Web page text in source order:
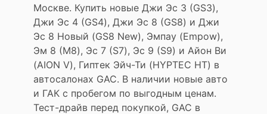
Москве. Купить новые Джи Эс 3 (GS3),
Джи Эс 4 (GS4), Джи Эс 8 (GS8) и Джи
Эс 8 Новый (GS8 New), Эмпау (Empow),
Эм 8 (M8), Эс 7 (S7), Эс 9 (S9) и Айон Ви
(AION V), Гиптек Эйч-Ти (HYPTEC HT) в
автосалонах GAC. В наличии новые авто
и ГАК с пробегом по выгодным ценам.
Тест-драйв перед покупкой, GAC в